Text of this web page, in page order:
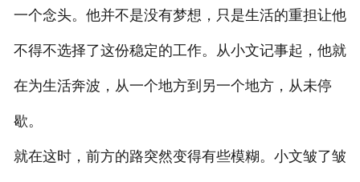
一个念头。他并不是没有梦想，只是生活的重担让他
不得不选择了这份稳定的工作。从小文记事起，他就
在为生活奔波，从一个地方到另一个地方，从未停
歇。
就在这时，前方的路突然变得有些模糊。小文皱了皱